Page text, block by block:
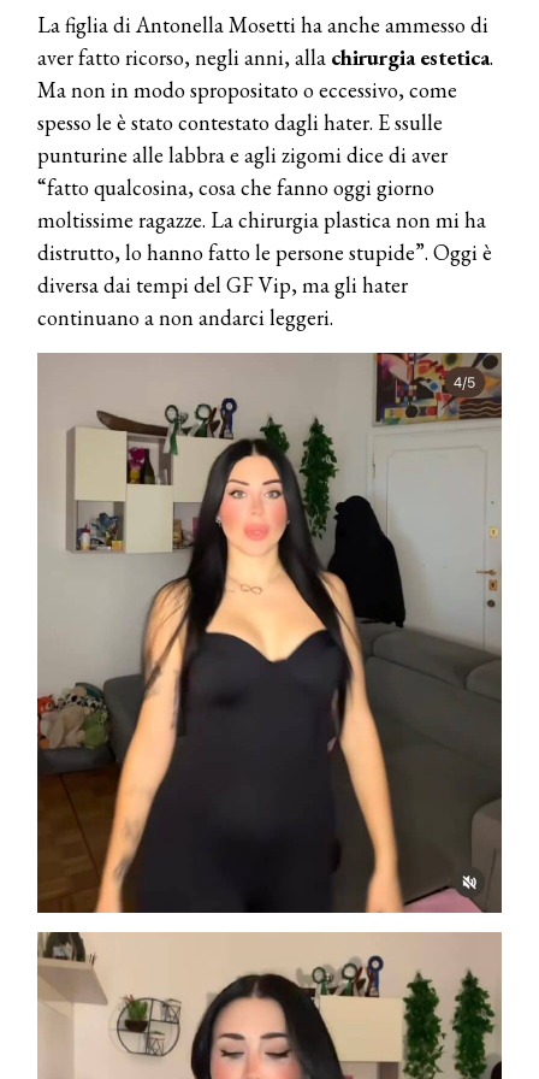
La figlia di Antonella Mosetti ha anche ammesso di
aver fatto ricorso, negli anni, alla chirurgia estetica.
Ma non in modo spropositato o eccessivo, come
spesso le è stato contestato dagli hater. E ssulle
punturine alle labbra e agli zigomi dice di aver
“fatto qualcosina, cosa che fanno oggi giorno
moltissime ragazze. La chirurgia plastica non mi ha
distrutto, lo hanno fatto le persone stupide”. Oggi è
diversa dai tempi del GF Vip, ma gli hater
continuano a non andarci leggeri.